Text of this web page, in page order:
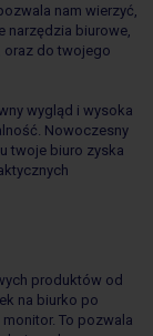
nam wierzyć,
narzędzia biurowe,
oraz do twojego
wygląd i wysoka
Nowoczesny
twoje biuro zyska
produktów od
na biurko po
To pozwala